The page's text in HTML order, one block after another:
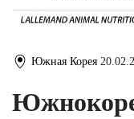
Южная Корея